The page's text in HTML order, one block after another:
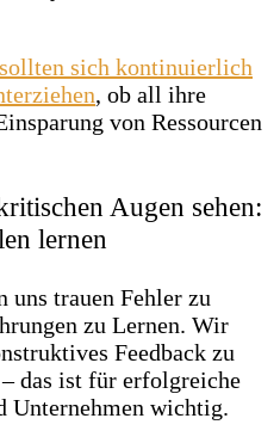
sich kontinuierlich
, ob all ihre
von Ressourcen
Augen sehen:
lernen
uns trauen Fehler zu
zu Lernen. Wir
Feedback zu
das ist für erfolgreiche
Unternehmen wichtig.